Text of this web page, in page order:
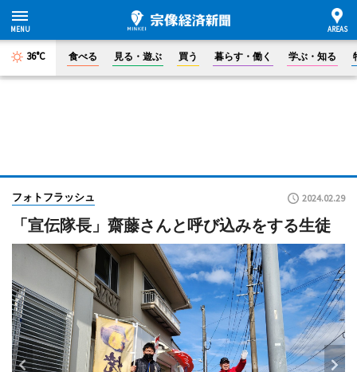
36°C 食べる 見る・遊ぶ 買う 暮らす・働く 学ぶ・知る
フォトフラッシュ 2024.02.29
「宣伝隊長」齋藤さんと呼び込みをする生徒